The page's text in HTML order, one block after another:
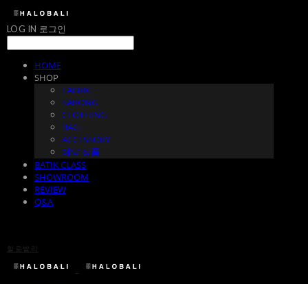
LOG IN 로그인
HOME
SHOP
FABRIC
SARONG
CLOTHING
BAG
ACCESSORY
예약 상품
BATIK CLASS
SHOWROOM
REVIEW
Q&A
할로발리